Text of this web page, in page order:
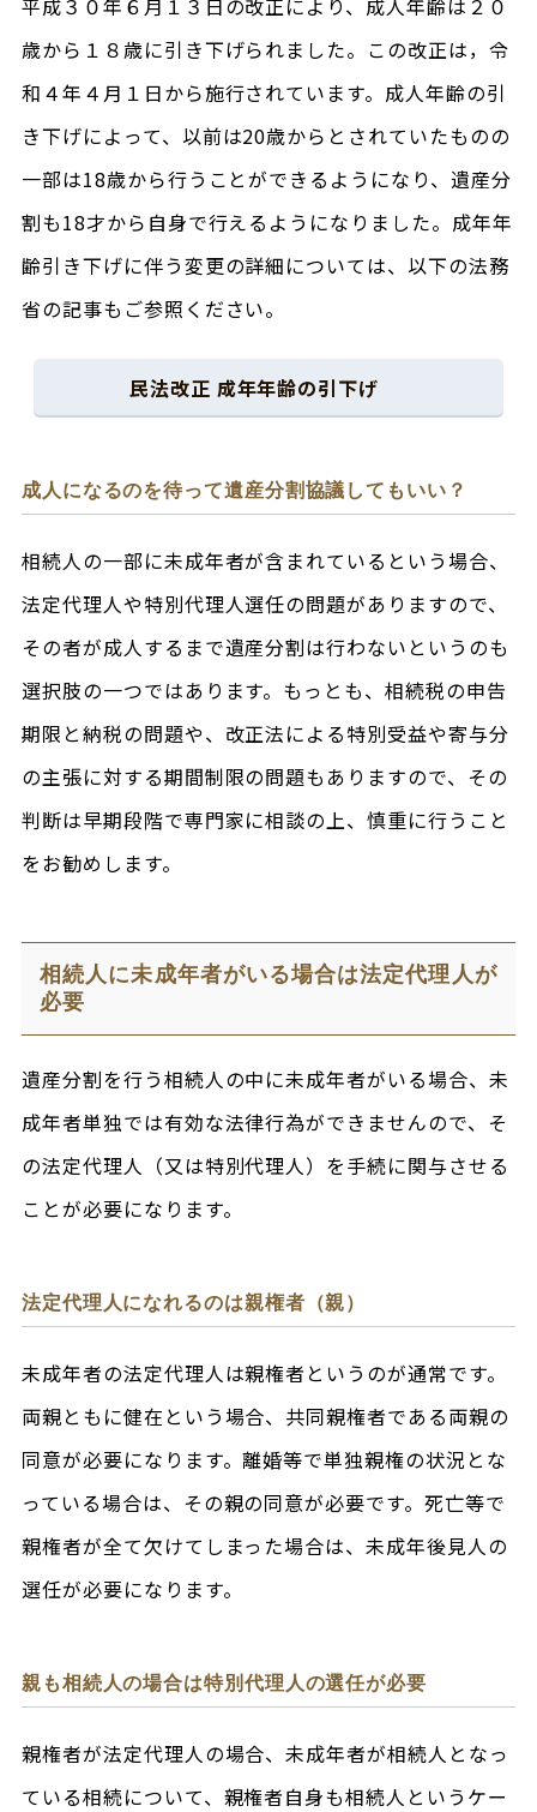
平成３０年６月１３日の改正により、成人年齢は２０
歳から１８歳に引き下げられました。この改正は，令
和４年４月１日から施行されています。成人年齢の引
き下げによって、以前は20歳からとされていたものの
一部は18歳から行うことができるようになり、遺産分
割も18才から自身で行えるようになりました。成年年
齢引き下げに伴う変更の詳細については、以下の法務
省の記事もご参照ください。
民法改正 成年年齢の引下げ
成人になるのを待って遺産分割協議してもいい？
相続人の一部に未成年者が含まれているという場合、
法定代理人や特別代理人選任の問題がありますので、
その者が成人するまで遺産分割は行わないというのも
選択肢の一つではあります。もっとも、相続税の申告
期限と納税の問題や、改正法による特別受益や寄与分
の主張に対する期間制限の問題もありますので、その
判断は早期段階で専門家に相談の上、慎重に行うこと
をお勧めします。
相続人に未成年者がいる場合は法定代理人が
必要
遺産分割を行う相続人の中に未成年者がいる場合、未
成年者単独では有効な法律行為ができませんので、そ
の法定代理人（又は特別代理人）を手続に関与させる
ことが必要になります。
法定代理人になれるのは親権者（親）
未成年者の法定代理人は親権者というのが通常です。
両親ともに健在という場合、共同親権者である両親の
同意が必要になります。離婚等で単独親権の状況とな
っている場合は、その親の同意が必要です。死亡等で
親権者が全て欠けてしまった場合は、未成年後見人の
選任が必要になります。
親も相続人の場合は特別代理人の選任が必要
親権者が法定代理人の場合、未成年者が相続人となっ
ている相続について、親権者自身も相続人というケー